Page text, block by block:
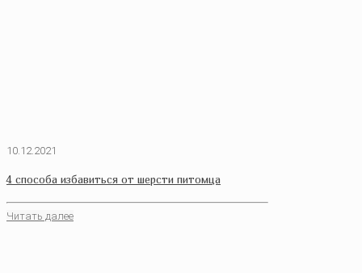
10.12.2021
4 способа избавиться от шерсти питомца
Читать далее